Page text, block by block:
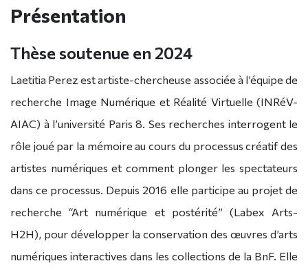
Présentation
Thèse soutenue en 2024
Laetitia Perez est artiste-chercheuse associée à l’équipe de
recherche Image Numérique et Réalité Virtuelle (INRéV-
AIAC) à l’université Paris 8. Ses recherches interrogent le
rôle joué par la mémoire au cours du processus créatif des
artistes numériques et comment plonger les spectateurs
dans ce processus. Depuis 2016 elle participe au projet de
recherche “Art numérique et postérité” (Labex Arts-
H2H), pour développer la conservation des œuvres d’arts
numériques interactives dans les collections de la BnF. Elle